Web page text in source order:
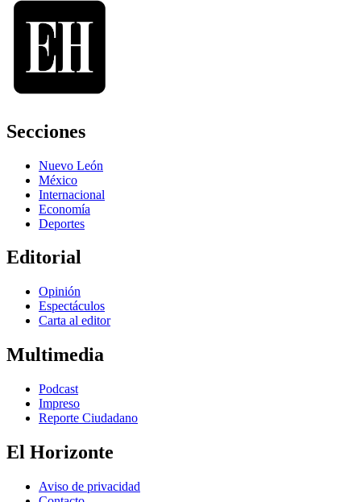
Secciones
Nuevo León
México
Internacional
Economía
Deportes
Editorial
Opinión
Espectáculos
Carta al editor
Multimedia
Podcast
Impreso
Reporte Ciudadano
El Horizonte
Aviso de privacidad